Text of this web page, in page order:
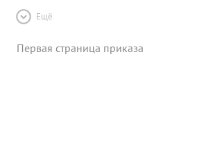
Ещё
Первая страница приказа